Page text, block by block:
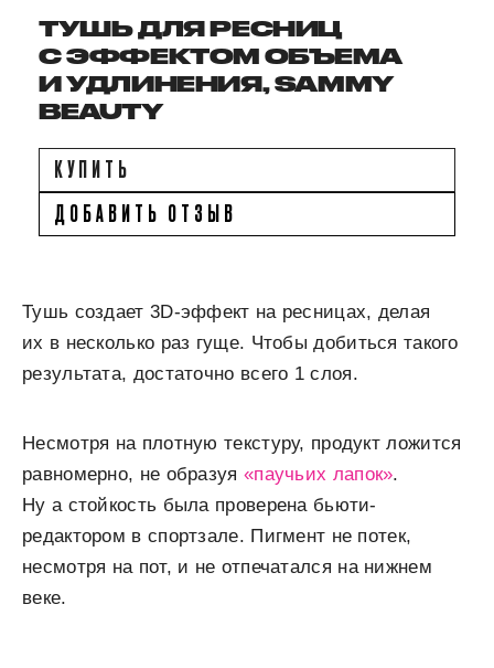
ТУШЬ ДЛЯ РЕСНИЦ
С ЭФФЕКТОМ ОБЪЕМА
И УДЛИНЕНИЯ, SAMMY
BEAUTY
КУПИТЬ
ДОБАВИТЬ ОТЗЫВ
Тушь создает 3D-эффект на ресницах, делая
их в несколько раз гуще. Чтобы добиться такого
результата, достаточно всего 1 слоя.
Несмотря на плотную текстуру, продукт ложится
равномерно, не образуя «паучьих лапок».
Ну а стойкость была проверена бьюти-
редактором в спортзале. Пигмент не потек,
несмотря на пот, и не отпечатался на нижнем
веке.